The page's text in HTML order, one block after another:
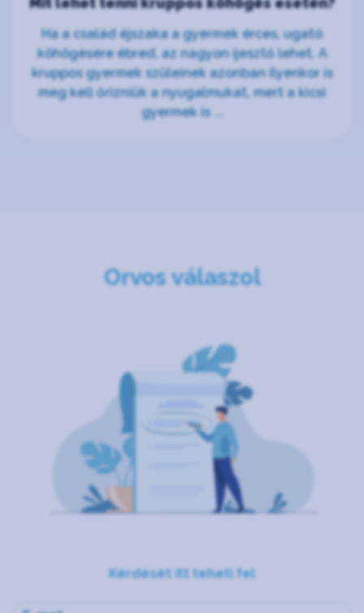
Ha a család éjszaka a gyermek érces, ugató
köhögésére ébred, az nagyon ijesztő lehet. A
kruppos gyermek szüleinek azonban ilyenkor is
meg kell őrizniük a nyugalmukat, mert a kicsi
gyermek is ...
Orvos válaszol
Kérdését itt teheti fel